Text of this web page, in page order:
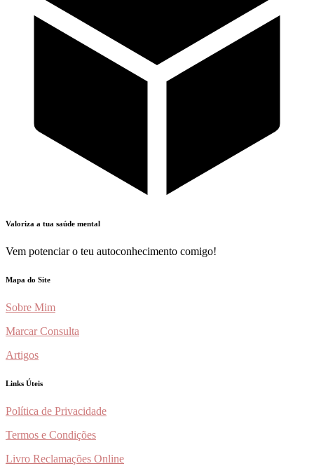
Valoriza a tua saúde mental
Vem potenciar o teu autoconhecimento comigo!
Mapa do Site
Sobre Mim
Marcar Consulta
Artigos
Links Úteis
Política de Privacidade
Termos e Condições
Livro Reclamações Online